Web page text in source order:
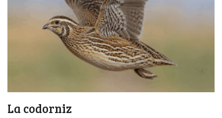
La codorniz